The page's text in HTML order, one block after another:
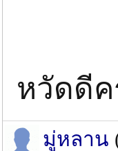
หวัดดี
มู่หลาน